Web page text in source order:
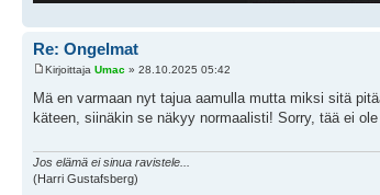
Re: Ongelmat
Kirjoittaja Umac » 28.10.2025 05:42
Mä en varmaan nyt tajua aamulla mutta miksi sitä
käteen, siinäkin se näkyy normaalisti! Sorry, tää ei
Jos elämä ei sinua ravistele...
(Harri Gustafsberg)